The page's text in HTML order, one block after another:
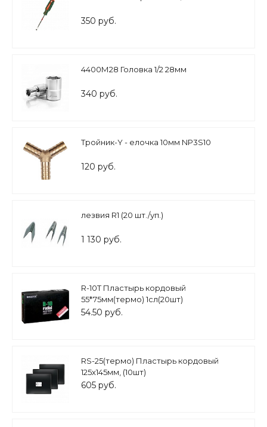
350 руб.
4400М28 Головка 1/2 28мм
340 руб.
Тройник-Y - елочка 10мм NP3S10
120 руб.
лезвия R1 (20 шт./уп.)
1 130 руб.
R-10Т Пластырь кордовый
55*75мм(термо) 1сл(20шт)
54.50 руб.
RS-25(термо) Пластырь кордовый
125х145мм, (10шт)
605 руб.